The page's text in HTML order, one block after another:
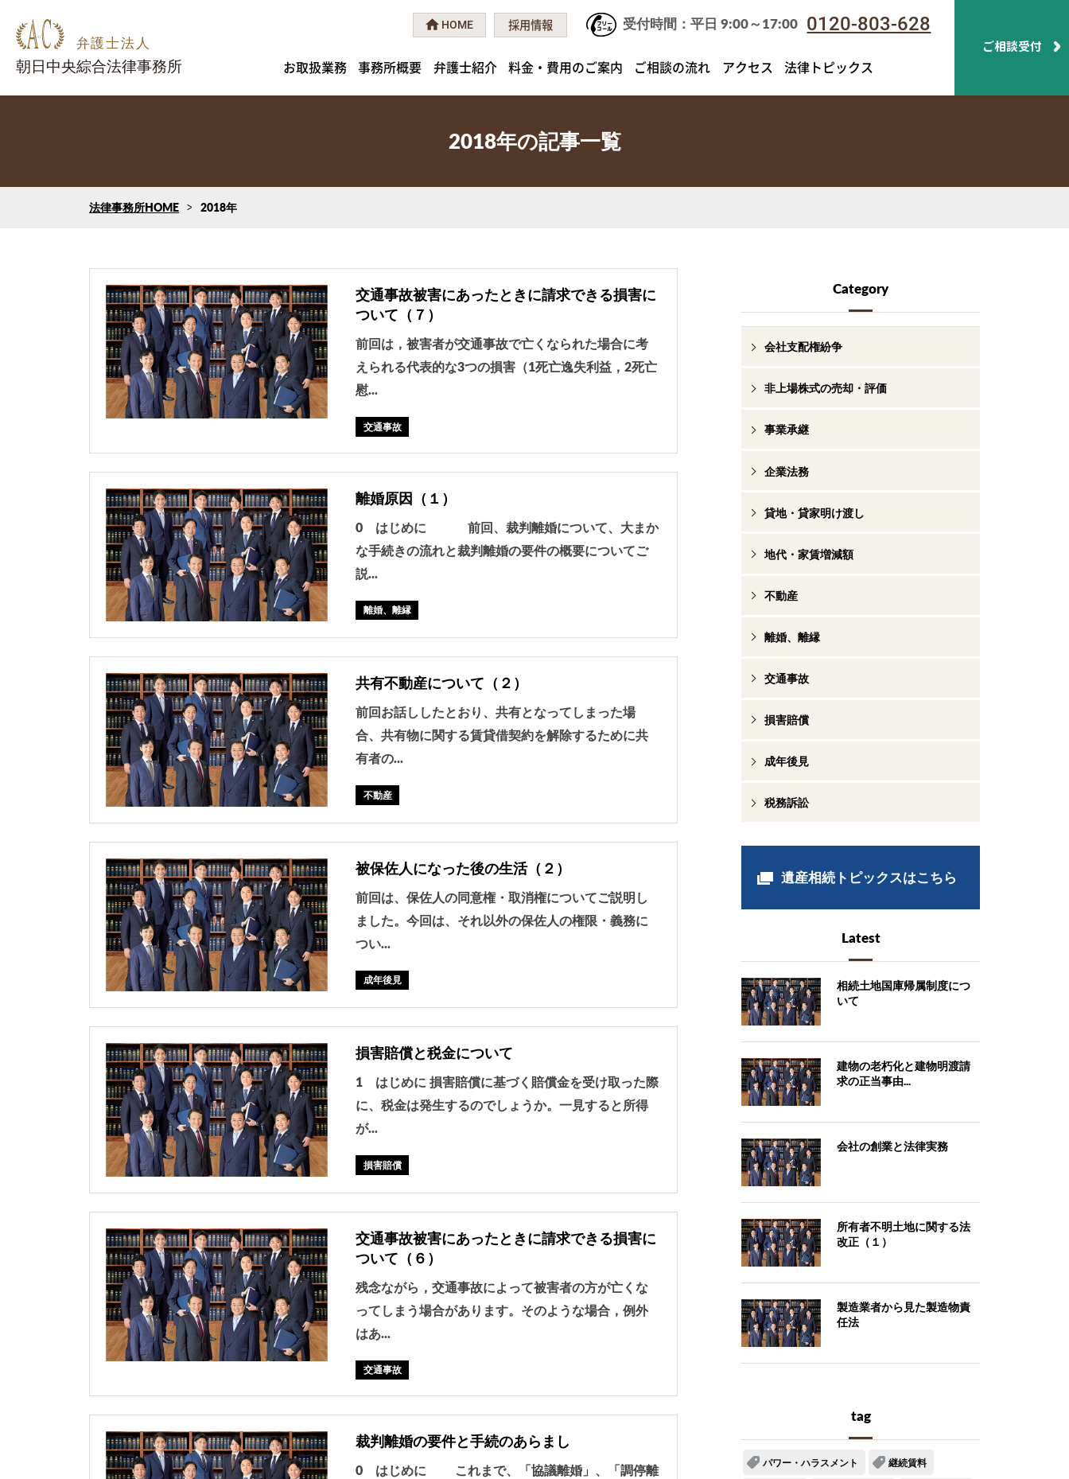
0120-803-628
受付時間：平日 9:00～17:00
HOME 採用情報
お取扱業務 事務所概要 弁護士紹介 料金・費用のご案内 ご相談の流れ アクセス 法律トピックス
ご相談受付
2018年の記事一覧
法律事務所HOME 2018年
交通事故被害にあったときに請求できる損害に
ついて（７）
前回は，被害者が交通事故で亡くなられた場合に考
えられる代表的な3つの損害（1死亡逸失利益，2死亡
慰...
交通事故
離婚原因（１）
0 はじめに 前回、裁判離婚について、大まか
な手続きの流れと裁判離婚の要件の概要についてご
説...
離婚、離縁
共有不動産について（２）
前回お話ししたとおり、共有となってしまった場
合、共有物に関する賃貸借契約を解除するために共
有者の...
不動産
被保佐人になった後の生活（２）
前回は、保佐人の同意権・取消権についてご説明し
ました。今回は、それ以外の保佐人の権限・義務に
つい...
成年後見
損害賠償と税金について
1 はじめに 損害賠償に基づく賠償金を受け取った際
に、税金は発生するのでしょうか。一見すると所得
が...
損害賠償
交通事故被害にあったときに請求できる損害に
ついて（６）
残念ながら，交通事故によって被害者の方が亡くな
ってしまう場合があります。そのような場合，例外
はあ...
交通事故
裁判離婚の要件と手続のあらまし
0 はじめに これまで、「協議離婚」、「調停離
Category
会社支配権紛争
非上場株式の売却・評価
事業承継
企業法務
貸地・貸家明け渡し
地代・家賃増減額
不動産
離婚、離縁
交通事故
損害賠償
成年後見
税務訴訟
遺産相続トピックスはこちら
Latest
相続土地国庫帰属制度につ
いて
建物の老朽化と建物明渡請
求の正当事由...
会社の創業と法律実務
所有者不明土地に関する法
改正（１）
製造業者から見た製造物責
任法
tag
パワー・ハラスメント 継続賃料